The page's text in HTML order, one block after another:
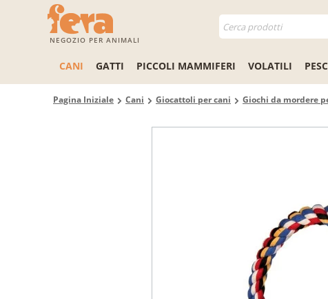
NEGOZIO PER ANIMALI
CANI GATTI PICCOLI MAMMIFERI VOLATILI
Pagina Iniziale Cani Giocattoli per cani Giochi da mordere